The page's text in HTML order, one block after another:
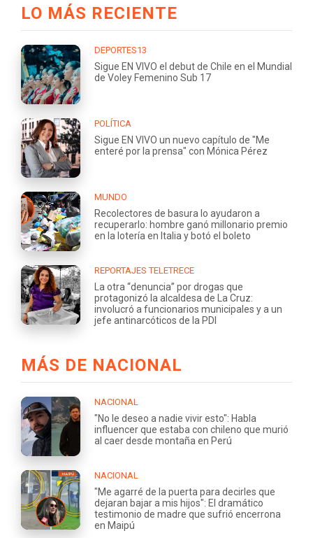
LO MÁS RECIENTE
DEPORTES13
Sigue EN VIVO el debut de Chile en el Mundial
de Voley Femenino Sub 17
POLÍTICA
Sigue EN VIVO un nuevo capítulo de "Me
enteré por la prensa" con Mónica Pérez
MUNDO
Recolectores de basura lo ayudaron a
recuperarlo: hombre ganó millonario premio
en la lotería en Italia y botó el boleto
REPORTAJES TELETRECE
La otra “denuncia” por drogas que
protagonizó la alcaldesa de La Cruz:
involucró a funcionarios municipales y a un
jefe antinarcóticos de la PDI
MÁS DE NACIONAL
NACIONAL
"No le deseo a nadie vivir esto": Habla
influencer que estaba con chileno que murió
al caer desde montaña en Perú
NACIONAL
"Me agarré de la puerta para decirles que
dejaran bajar a mis hijos": El dramático
testimonio de madre que sufrió encerrona
en Maipú